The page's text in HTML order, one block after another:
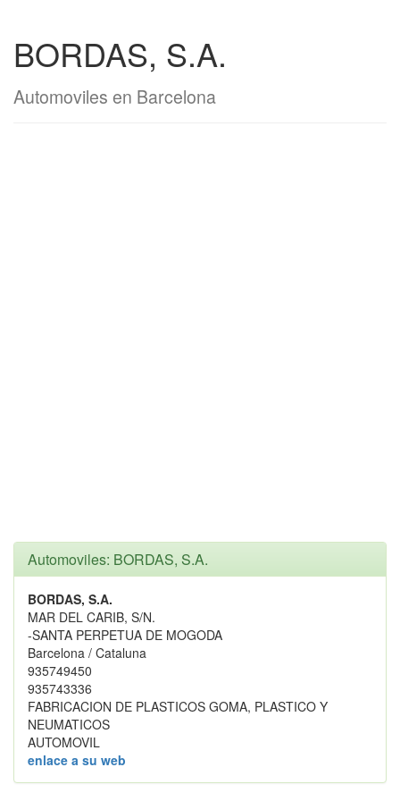
BORDAS, S.A.
Automoviles en Barcelona
Automoviles: BORDAS, S.A.
BORDAS, S.A.
MAR DEL CARIB, S/N.
-SANTA PERPETUA DE MOGODA
Barcelona / Cataluna
935749450
935743336
FABRICACION DE PLASTICOS GOMA, PLASTICO Y
NEUMATICOS
AUTOMOVIL
enlace a su web